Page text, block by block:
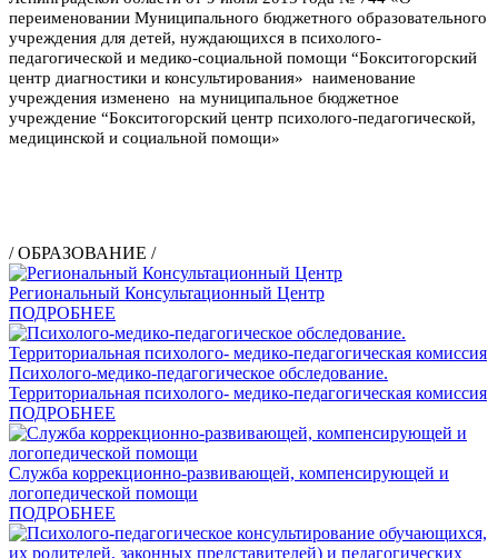
переименовании Муниципального бюджетного образовательного
учреждения для детей, нуждающихся в психолого-
педагогической и медико-социальной помощи “Бокситогорский
центр диагностики и консультирования» наименование
учреждения изменено на муниципальное бюджетное
учреждение “Бокситогорский центр психолого-педагогической,
медицинской и социальной помощи»
/ ОБРАЗОВАНИЕ /
Региональный Консультационный Центр
ПОДРОБНЕЕ
Психолого-медико-педагогическое обследование.
Территориальная психолого- медико-педагогическая комиссия
ПОДРОБНЕЕ
Служба коррекционно-развивающей, компенсирующей и
логопедической помощи
ПОДРОБНЕЕ